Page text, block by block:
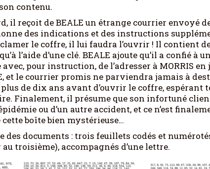
contenu.
il reçoit de BEALE un étrange courrier envoyé
des indications et des instructions
le coffre, il lui faudra l’ouvrir ! Il contient
l’aide d’une clé. BEALE ajoute qu’il a confié à
pour instruction, de l’adresser à MORRIS en
et le courrier promis ne parviendra jamais à
de dix ans avant d’ouvrir le coffre, espérant
Finalement, il présume que son infortuné
ou d’un autre accident, et ce n’est
boîte bien mystérieuse…
des documents : trois feuillets codés et
troisième), accompagnés d’une lettre.